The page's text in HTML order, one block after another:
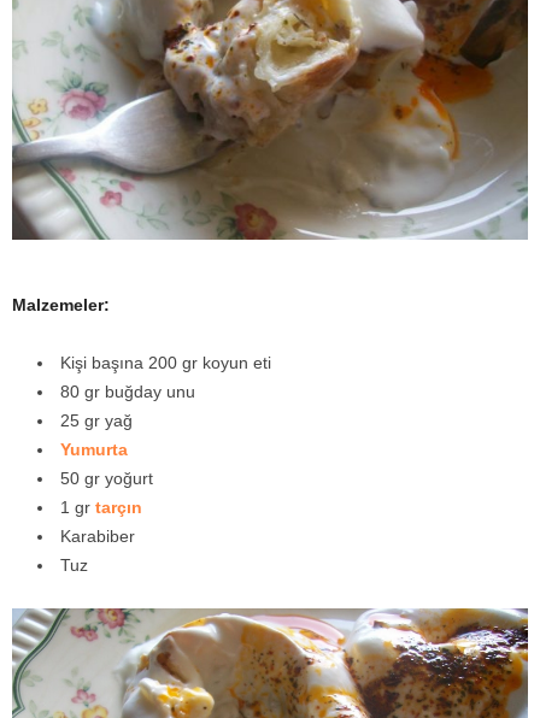
Malzemeler:
Kişi başına 200 gr koyun eti
80 gr buğday unu
25 gr yağ
Yumurta
50 gr yoğurt
1 gr tarçın
Karabiber
Tuz